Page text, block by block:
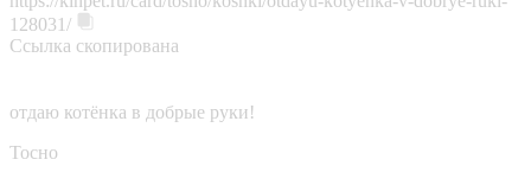
128031/
Ссылка скопирована
отдаю котёнка в добрые руки!
Тосно